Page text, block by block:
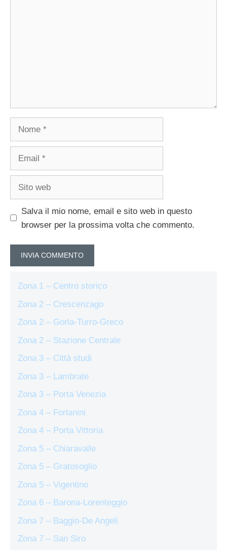
Salva il mio nome, email e sito web in questo
browser per la prossima volta che commento.
Zona 1 – Centro storico
Zona 2 – Crescenzago
Zona 2 – Gorla-Turro-Greco
Zona 2 – Stazione Centrale
Zona 3 – Città studi
Zona 3 – Lambrate
Zona 3 – Porta Venezia
Zona 4 – Forlanini
Zona 4 – Porta Vittoria
Zona 5 – Chiaravalle
Zona 5 – Gratosoglio
Zona 5 – Vigentino
Zona 6 – Barona-Lorenteggio
Zona 7 – Baggio-De Angeli
Zona 7 – San Siro